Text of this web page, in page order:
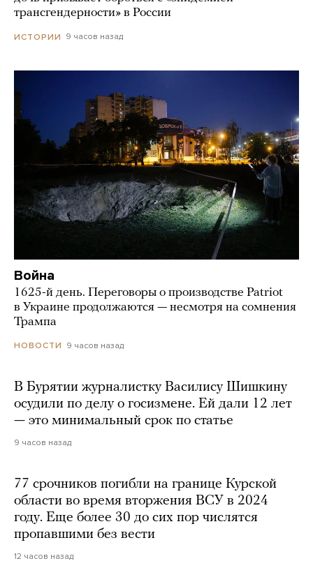
трансгендерности» в России
ИСТОРИИ 9 часов назад
Война
1625-й день. Переговоры о производстве Patriot
в Украине продолжаются — несмотря на сомнения
Трампа
НОВОСТИ 9 часов назад
В Бурятии журналистку Василису Шишкину
осудили по делу о госизмене. Ей дали 12 лет
— это минимальный срок по статье
9 часов назад
77 срочников погибли на границе Курской
области во время вторжения ВСУ в 2024
году. Еще более 30 до сих пор числятся
пропавшими без вести
12 часов назад